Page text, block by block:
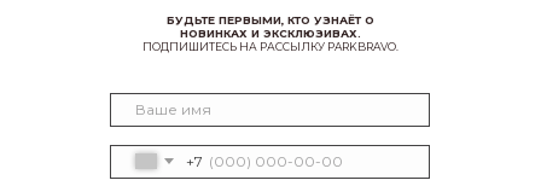
+7
БУДЬТЕ ПЕРВЫМИ, КТО УЗНАЁТ О
НОВИНКАХ И ЭКСКЛЮЗИВАХ.
ПОДПИШИТЕСЬ НА РАССЫЛКУ PARKBRAVO.